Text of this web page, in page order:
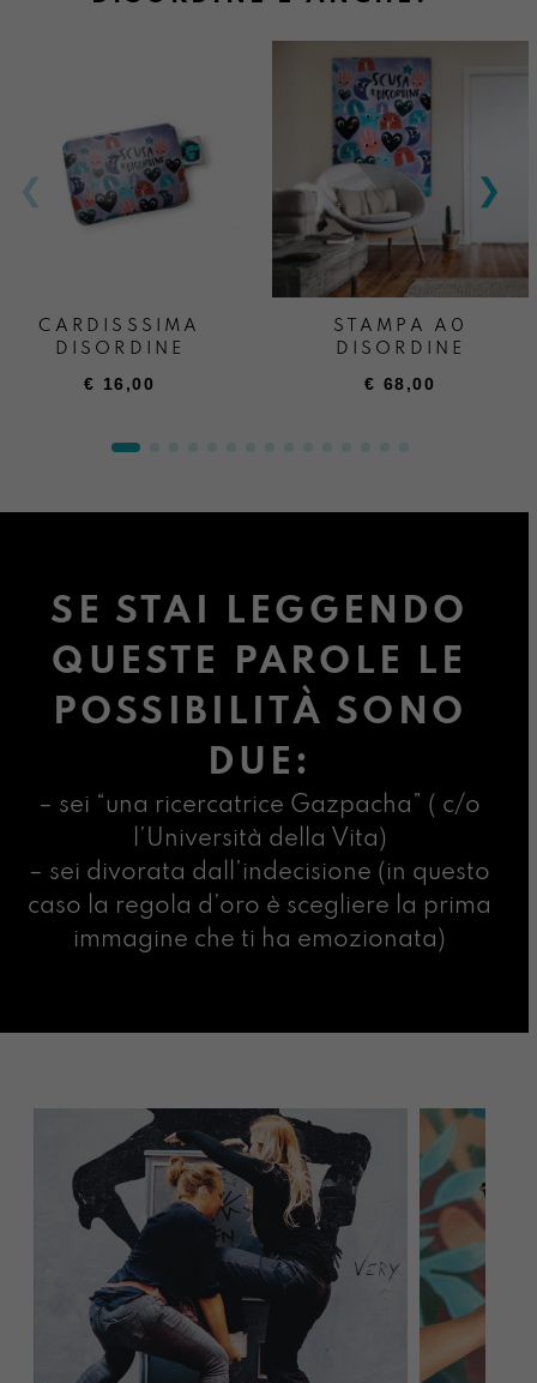
CARDISSSIMA
DISORDINE
€ 16,00
STAMPA A0
DISORDINE
€ 68,00
SE STAI LEGGENDO
QUESTE PAROLE LE
POSSIBILITÀ SONO
DUE:
– sei “una ricercatrice Gazpacha” ( c/o
l’Università della Vita)
– sei divorata dall’indecisione (in questo
caso la regola d’oro è scegliere la prima
immagine che ti ha emozionata)